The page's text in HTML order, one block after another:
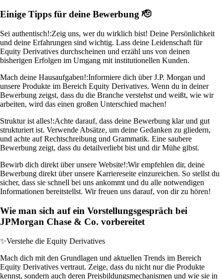
Einige Tipps für deine Bewerbung 🫡
Sei authentisch!:Zeig uns, wer du wirklich bist! Deine Persönlichkeit
und deine Erfahrungen sind wichtig. Lass deine Leidenschaft für
Equity Derivatives durchscheinen und erzähl uns von deinen
bisherigen Erfolgen im Umgang mit institutionellen Kunden.
Mach deine Hausaufgaben!:Informiere dich über J.P. Morgan und
unsere Produkte im Bereich Equity Derivatives. Wenn du in deiner
Bewerbung zeigst, dass du die Branche verstehst und weißt, wie wir
arbeiten, wird das einen großen Unterschied machen!
Struktur ist alles!:Achte darauf, dass deine Bewerbung klar und gut
strukturiert ist. Verwende Absätze, um deine Gedanken zu gliedern,
und achte auf Rechtschreibung und Grammatik. Eine saubere
Bewerbung zeigt, dass du detailverliebt bist und dir Mühe gibst.
Bewirb dich direkt über unsere Website!:Wir empfehlen dir, deine
Bewerbung direkt über unsere Karriereseite einzureichen. So stellst du
sicher, dass sie schnell bei uns ankommt und du alle notwendigen
Informationen bereitstellst. Wir freuen uns darauf, von dir zu hören!
Wie man sich auf ein Vorstellungsgespräch bei
JPMorgan Chase & Co. vorbereitet
✨Verstehe die Equity Derivatives
Mach dich mit den Grundlagen und aktuellen Trends im Bereich
Equity Derivatives vertraut. Zeige, dass du nicht nur die Produkte
kennst, sondern auch deren Preisbildungsmechanismen und wie sie in